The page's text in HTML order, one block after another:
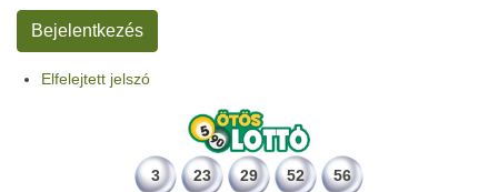
Elfelejtett jelszó
3 23 29 52 56